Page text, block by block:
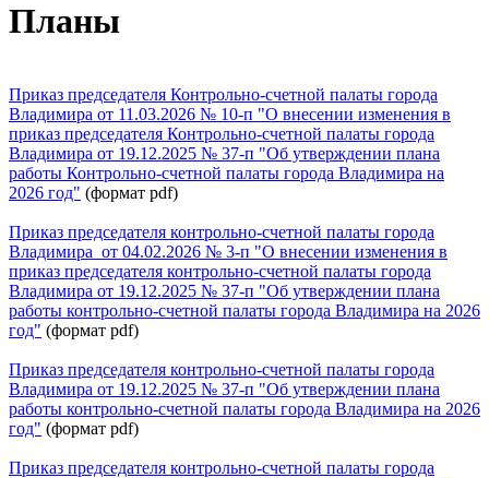
Планы
Приказ председателя Контрольно-счетной палаты города
Владимира от 11.03.2026 № 10-п "О внесении изменения в
приказ председателя Контрольно-счетной палаты города
Владимира от 19.12.2025 № 37-п "Об утверждении плана
работы Контрольно-счетной палаты города Владимира на
2026 год" (формат pdf)
Приказ председателя контрольно-счетной палаты города
Владимира от 04.02.2026 № 3-п "О внесении изменения в
приказ председателя контрольно-счетной палаты города
Владимира от 19.12.2025 № 37-п "Об утверждении плана
работы контрольно-счетной палаты города Владимира на 2026
год" (формат pdf)
Приказ председателя контрольно-счетной палаты города
Владимира от 19.12.2025 № 37-п "Об утверждении плана
работы контрольно-счетной палаты города Владимира на 2026
год" (формат pdf)
Приказ председателя контрольно-счетной палаты города